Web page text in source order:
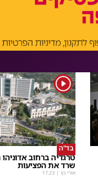
1
בד"ה
טרגדיה ברחוב
שרד את הפציעות
אורי כץ |
17:23